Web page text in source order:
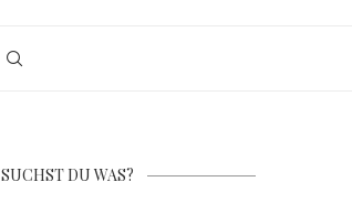
SUCHST DU WAS?